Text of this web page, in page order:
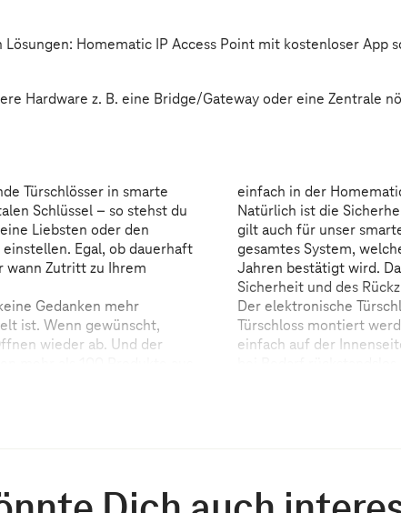
Homematic IP Access Point mit kostenloser App
Hardware z. B. eine Bridge/Gateway oder eine Zentrale
Türschlösser in smarte
Schlüssel – so stehst du
Liebsten oder den
Egal, ob dauerhaft
wann Zutritt zu Ihrem
Gedanken mehr
ist. Wenn gewünscht,
wieder ab. Und der
verwaltest du ganz
einfach in der
Natürlich ist die
gilt auch für unser
gesamtes System,
Jahren bestätigt wird.
Sicherheit und des
Der elektronische
Türschloss montiert
einfach auf der